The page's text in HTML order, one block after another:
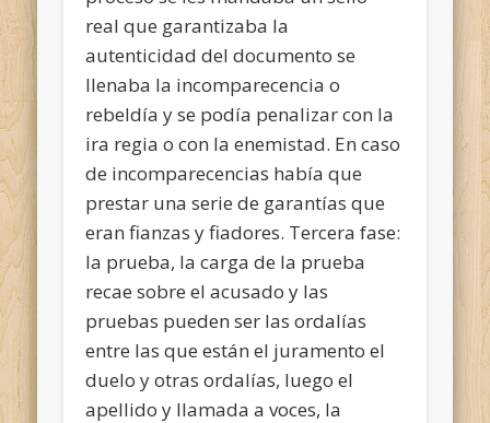
real que garantizaba la
autenticidad del documento se
llenaba la incomparecencia o
rebeldía y se podía penalizar con la
ira regia o con la enemistad. En caso
de incomparecencias había que
prestar una serie de garantías que
eran fianzas y fiadores. Tercera fase:
la prueba, la carga de la prueba
recae sobre el acusado y las
pruebas pueden ser las ordalías
entre las que están el juramento el
duelo y otras ordalías, luego el
apellido y llamada a voces, la